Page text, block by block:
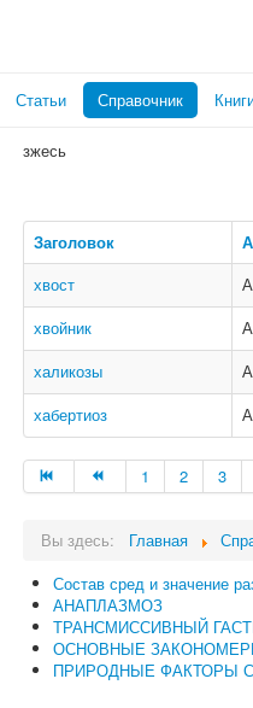
Статьи Справочник
зжесь
Заголовок
хвост
хвойник
халикозы
хабертиоз
1 2 3
Вы здесь: Главная
Состав сред и значение
АНАПЛАЗМОЗ
ТРАНСМИССИВНЫЙ
ОСНОВНЫЕ
ПРИРОДНЫЕ ФАКТОРЫ